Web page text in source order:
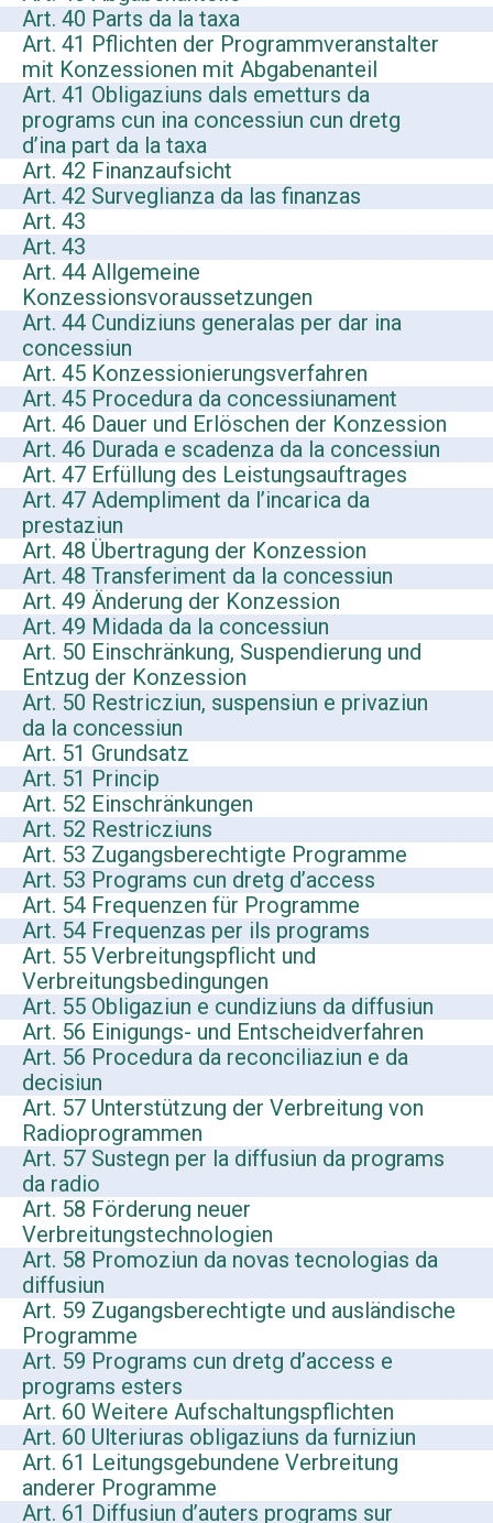
Art. 40 Parts da la taxa
Art. 41 Pflichten der Programmveranstalter
mit Konzessionen mit Abgabenanteil
Art. 41 Obligaziuns dals emetturs da
programs cun ina concessiun cun dretg
d’ina part da la taxa
Art. 42 Finanzaufsicht
Art. 42 Surveglianza da las finanzas
Art. 43
Art. 43
Art. 44 Allgemeine
Konzessionsvoraussetzungen
Art. 44 Cundiziuns generalas per dar ina
concessiun
Art. 45 Konzessionierungsverfahren
Art. 45 Procedura da concessiunament
Art. 46 Dauer und Erlöschen der Konzession
Art. 46 Durada e scadenza da la concessiun
Art. 47 Erfüllung des Leistungsauftrages
Art. 47 Adempliment da l’incarica da
prestaziun
Art. 48 Übertragung der Konzession
Art. 48 Transferiment da la concessiun
Art. 49 Änderung der Konzession
Art. 49 Midada da la concessiun
Art. 50 Einschränkung, Suspendierung und
Entzug der Konzession
Art. 50 Restricziun, suspensiun e privaziun
da la concessiun
Art. 51 Grundsatz
Art. 51 Princip
Art. 52 Einschränkungen
Art. 52 Restricziuns
Art. 53 Zugangsberechtigte Programme
Art. 53 Programs cun dretg d’access
Art. 54 Frequenzen für Programme
Art. 54 Frequenzas per ils programs
Art. 55 Verbreitungspflicht und
Verbreitungsbedingungen
Art. 55 Obligaziun e cundiziuns da diffusiun
Art. 56 Einigungs- und Entscheidverfahren
Art. 56 Procedura da reconciliaziun e da
decisiun
Art. 57 Unterstützung der Verbreitung von
Radioprogrammen
Art. 57 Sustegn per la diffusiun da programs
da radio
Art. 58 Förderung neuer
Verbreitungstechnologien
Art. 58 Promoziun da novas tecnologias da
diffusiun
Art. 59 Zugangsberechtigte und ausländische
Programme
Art. 59 Programs cun dretg d’access e
programs esters
Art. 60 Weitere Aufschaltungspflichten
Art. 60 Ulteriuras obligaziuns da furniziun
Art. 61 Leitungsgebundene Verbreitung
anderer Programme
Art. 61 Diffusiun d’auters programs sur